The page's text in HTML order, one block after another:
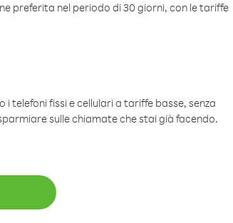
preferita nel periodo di 30 giorni, con le tariffe
telefoni fissi e cellulari a tariffe basse, senza
sulle chiamate che stai già facendo.